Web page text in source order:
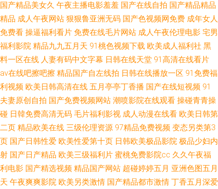
激俄中 91性网站 r久久久中文字薯 美女免费国产 91日韩熊猫电报 中文字幕
蜜桃 久草视频91网站 91成品成人 午夜老湿机网站 久久艹成人 91狼人社区
亚洲婷婷国产综合精品 九一国产精品自拍 91黑丝在线观看 熊猫tv91 国内自
拍视频五月婷婷 婷婷她六月天 午夜场福利院 黄色香蕉视频网站 伊人影院AV
四虎东方在线 国产免费啪啪 人人插人人操 日本乱码影院 成人網站69區 国产
探花精品日韩欧美 日韩av2区 国产精品久久白奖 人人妻人人射 日韩在线播放
视频 伊人国产在线 91学生妹自慰视频 九一免费在线观看 青青草原视频网页
版 欧美婷婷伊人中文字 91se视频 91黄色短视频全集 91秘黄成人网站 欧美
国产精品美女久 午夜主播电影羞羞 国产在线自拍 国产精品精品
精品 成人午夜网站 狠狠鲁亚洲无码 国产色视频网免费 成年女人
免费看 操逼福利看片 免费在线毛片网站 成人午夜伦理电影 宅男
福利影院 精品九九五月天 91桃色视频下载 欧美成人福利社 黑
料一区在线 人妻有码中文字幕 日韩在线天堂 91高清在线看片
av在线吧擦吧擦 精品国产自左线拍 日韩在线播放一区 91免费福
利视频 欧美日韩高清在线 五月亭亭丁香播 国产在线短视频 91
夫妻原创自拍 国产免费视频网站 潮喷影院在线观看 操碰青青操
碰 日韓免费高清无码 毛片福利影视 成人动漫在线看 欧美日韩第
二页 精品欧美在线 三级伦理资源 97精品免费视频 变态另类第3
页 国产日韩性爱 欧美性爱第十页 日韩欧美极品影院 极品少妇内
射 国产日产精品 欧美三级福利片 蜜桃免费影院cc 久久午夜福
利电影 国产精选视频 精品国产网站 超碰婷婷五月 亚洲色图五月
天 午夜爽爽影院 欧美另类激情 国产精品都市激情 丁香五月深爱